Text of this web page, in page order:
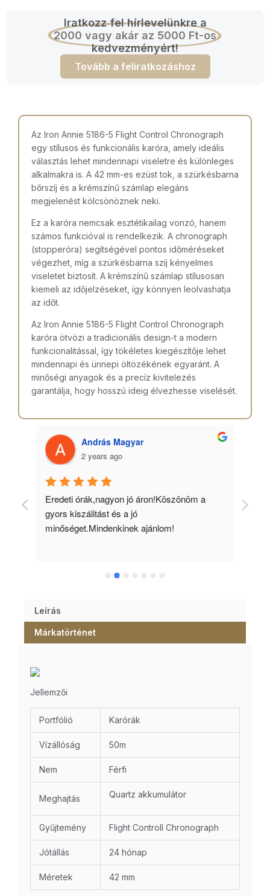
Iratkozz fel hírlevelünkre a
2000 vagy akár az 5000 Ft-os
kedvezményért!
Tovább a feliratkozáshoz
Az Iron Annie 5186-5 Flight Control Chronograph
egy stílusos és funkcionális karóra, amely ideális
választás lehet mindennapi viseletre és különleges
alkalmakra is. A 42 mm-es ezüst tok, a szürkésbarna
bőrszíj és a krémszínű számlap elegáns
megjelenést kölcsönöznek neki.
Ez a karóra nemcsak esztétikailag vonzó, hanem
számos funkcióval is rendelkezik. A chronograph
(stopperóra) segítségével pontos időméréseket
végezhet, míg a szürkésbarna szíj kényelmes
viseletet biztosít. A krémszínű számlap stílusosan
kiemeli az időjelzéseket, így könnyen leolvashatja
az időt.
Az Iron Annie 5186-5 Flight Control Chronograph
karóra ötvözi a tradicionális design-t a modern
funkcionalitással, így tökéletes kiegészítője lehet
mindennapi és ünnepi öltözékének egyaránt. A
minőségi anyagok és a precíz kivitelezés
garantálja, hogy hosszú ideig élvezhesse viselését.
András Magyar
2 years ago
Eredeti órák,nagyon jó áron!Köszönöm a
gyors kiszálitást és a jó
minőséget.Mindenkinek ajánlom!
Leírás
Márkatörténet
Jellemzői
Portfólió Karórák
Vízállóság 50m
Nem Férfi
Meghajtás Quartz akkumulátor
Gyűjtemény Flight Controll Chronograph
Jótállás 24 hónap
Méretek 42 mm